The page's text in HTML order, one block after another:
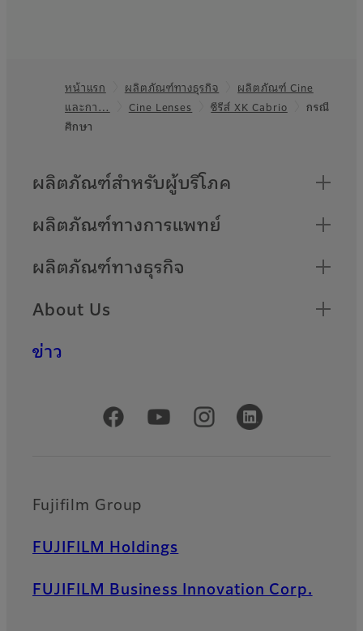
Footer
หน้าแรก ผลิตภัณฑ์ทางธุรกิจ
ผลิตภัณฑ์ Cine
และกา…
Cine Lenses ซีรีส์ XK Cabrio
กรณี
ศึกษา
Quick Links
ผลิตภัณฑ์สำหรับผู้บริโภค
ผลิตภัณฑ์ทางการแพทย์
ผลิตภัณฑ์ทางธุรกิจ
About Us
ข่าว
Official Social Media Accounts
Fujifilm Group
FUJIFILM Holdings
FUJIFILM Business Innovation Corp.